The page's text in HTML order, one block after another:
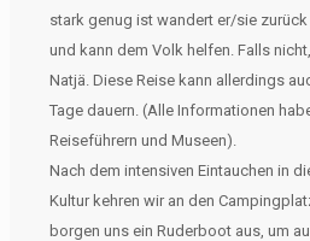
stark genug ist wandert er/sie
und kann dem Volk helfen. Falls
Natjä. Diese Reise kann allerdings
Tage dauern. (Alle Informationen
Reiseführern und Museen).
Nach dem intensiven Eintauchen in
Kultur kehren wir an den
borgen uns ein Ruderboot aus, um